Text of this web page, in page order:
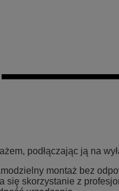
podłączając ją na
montaż bez
skorzystanie z